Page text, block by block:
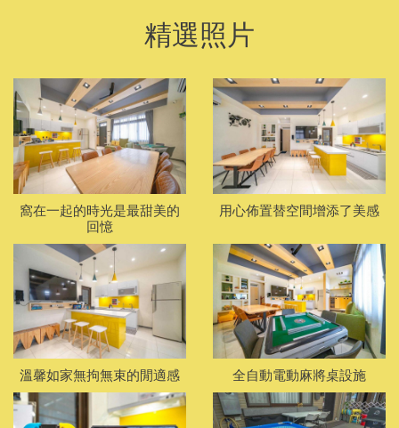
精選照片
窩在一起的時光是最甜美的
回憶
用心佈置替空間增添了美感
溫馨如家無拘無束的閒適感 全自動電動麻將桌設施